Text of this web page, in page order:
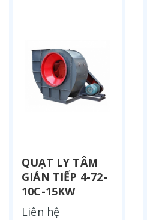
QUẠT LY TÂM
GIÁN TIẾP 4-72-
10C-15KW
Liên hệ